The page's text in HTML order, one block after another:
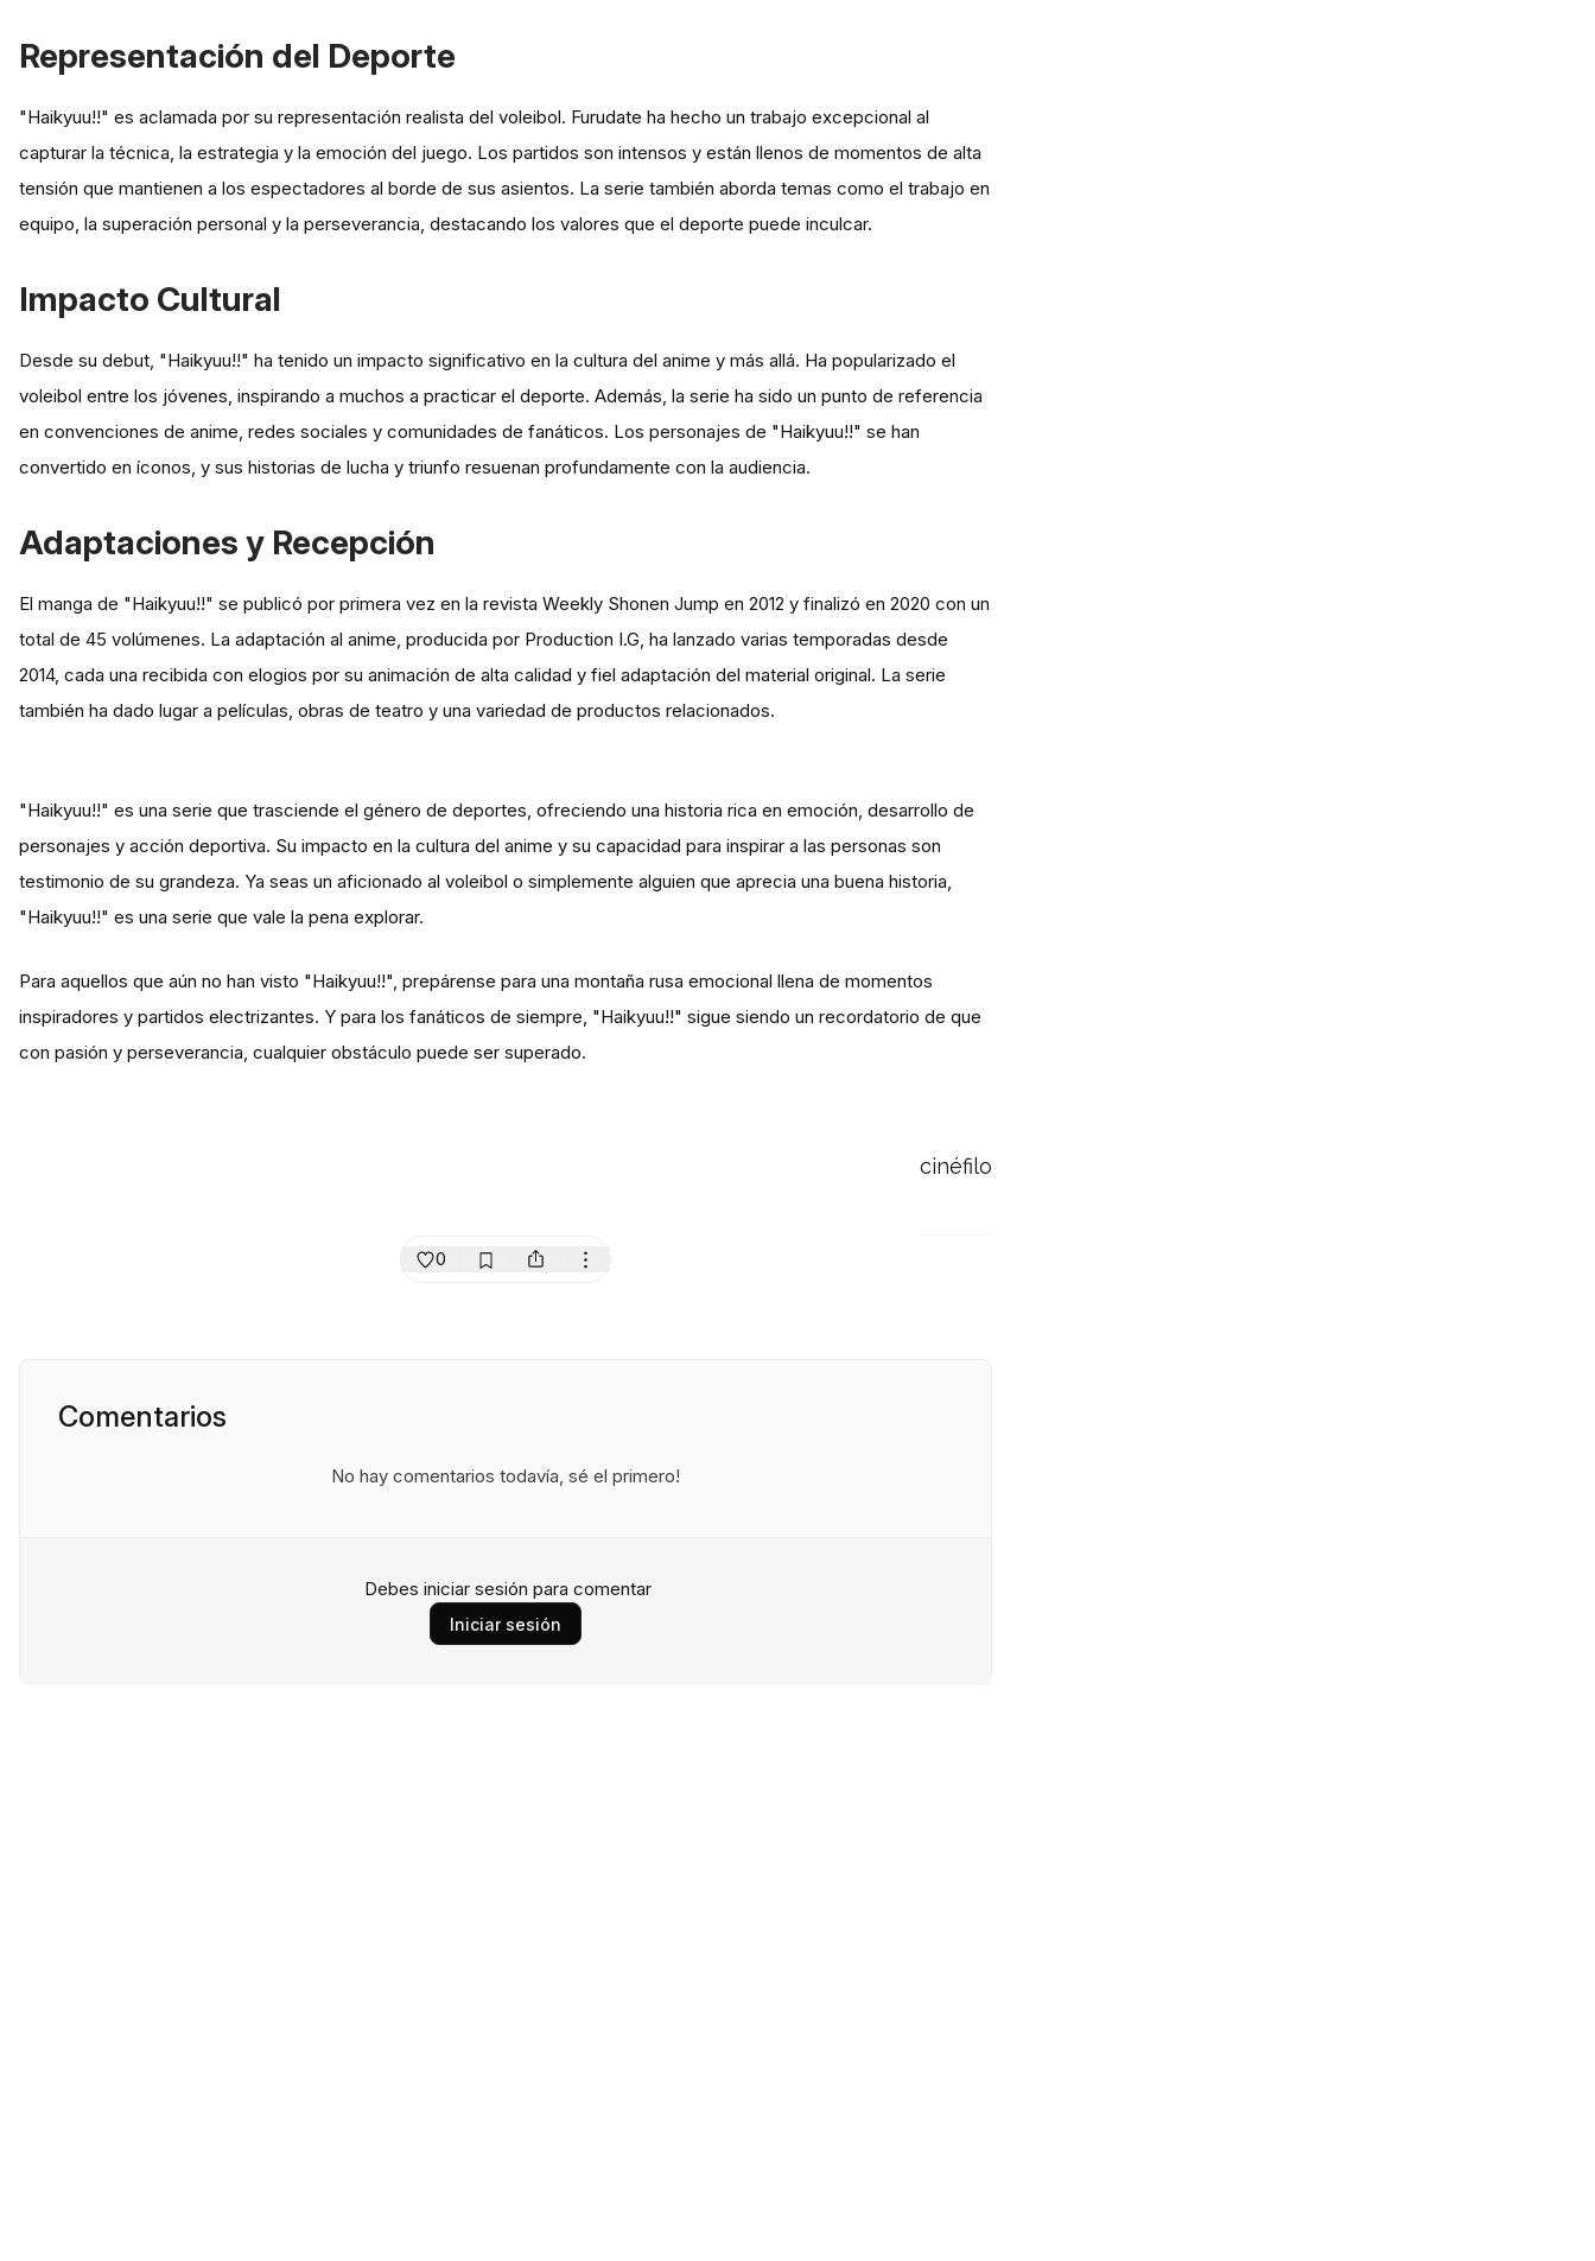
Representación del Deporte
"Haikyuu!!" es aclamada por su representación realista del voleibol. Furudate ha hecho un trabajo excepcional al
capturar la técnica, la estrategia y la emoción del juego. Los partidos son intensos y están llenos de momentos de alta
tensión que mantienen a los espectadores al borde de sus asientos. La serie también aborda temas como el trabajo en
equipo, la superación personal y la perseverancia, destacando los valores que el deporte puede inculcar.
Impacto Cultural
Desde su debut, "Haikyuu!!" ha tenido un impacto significativo en la cultura del anime y más allá. Ha popularizado el
voleibol entre los jóvenes, inspirando a muchos a practicar el deporte. Además, la serie ha sido un punto de referencia
en convenciones de anime, redes sociales y comunidades de fanáticos. Los personajes de "Haikyuu!!" se han
convertido en íconos, y sus historias de lucha y triunfo resuenan profundamente con la audiencia.
Adaptaciones y Recepción
El manga de "Haikyuu!!" se publicó por primera vez en la revista Weekly Shonen Jump en 2012 y finalizó en 2020 con un
total de 45 volúmenes. La adaptación al anime, producida por Production I.G, ha lanzado varias temporadas desde
2014, cada una recibida con elogios por su animación de alta calidad y fiel adaptación del material original. La serie
también ha dado lugar a películas, obras de teatro y una variedad de productos relacionados.
"Haikyuu!!" es una serie que trasciende el género de deportes, ofreciendo una historia rica en emoción, desarrollo de
personajes y acción deportiva. Su impacto en la cultura del anime y su capacidad para inspirar a las personas son
testimonio de su grandeza. Ya seas un aficionado al voleibol o simplemente alguien que aprecia una buena historia,
"Haikyuu!!" es una serie que vale la pena explorar.
Para aquellos que aún no han visto "Haikyuu!!", prepárense para una montaña rusa emocional llena de momentos
inspiradores y partidos electrizantes. Y para los fanáticos de siempre, "Haikyuu!!" sigue siendo un recordatorio de que
con pasión y perseverancia, cualquier obstáculo puede ser superado.
cinéfilo
0
Comentarios
No hay comentarios todavía, sé el primero!
Debes iniciar sesión para comentar
Iniciar sesión